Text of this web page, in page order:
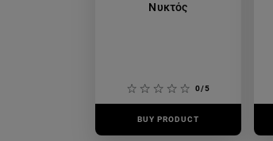
Νυκτός
0/5
BUY PRODUCT